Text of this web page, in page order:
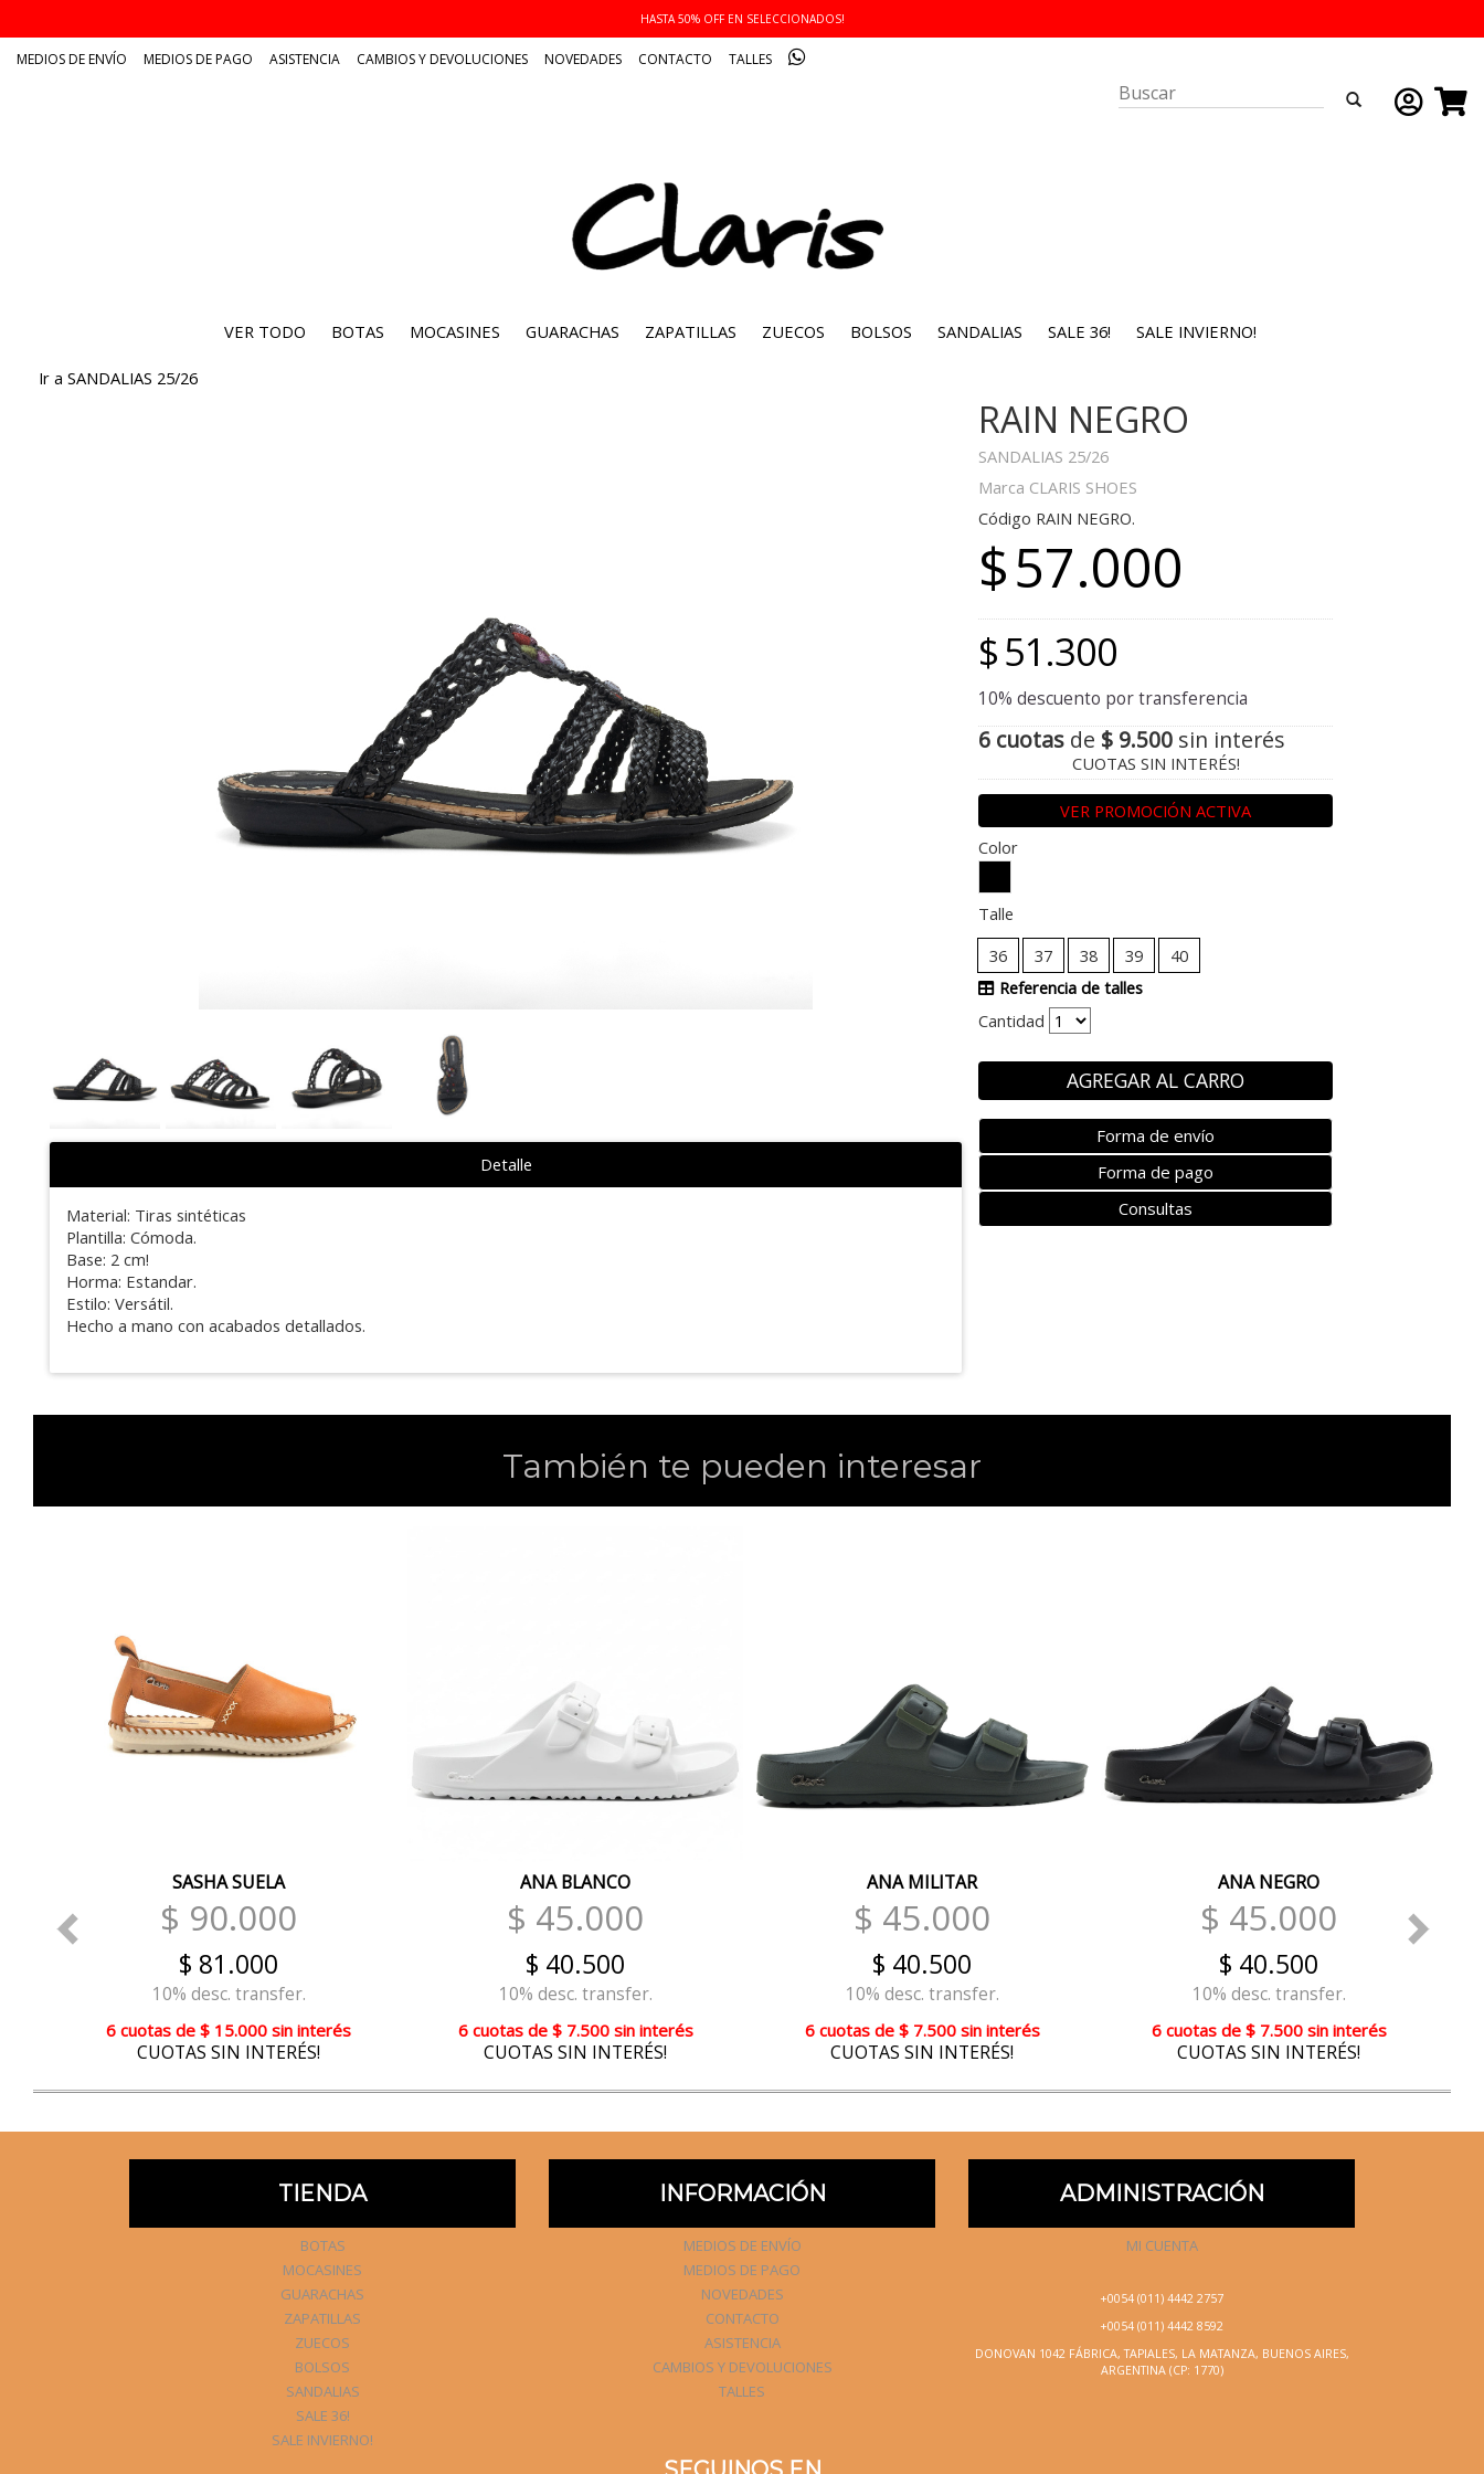
HASTA 50% OFF EN SELECCIONADOS!
MEDIOS DE ENVÍO MEDIOS DE PAGO ASISTENCIA CAMBIOS Y DEVOLUCIONES NOVEDADES CONTACTO TALLES
VER TODO BOTAS MOCASINES GUARACHAS ZAPATILLAS ZUECOS BOLSOS SANDALIAS SALE 36! SALE INVIERNO!
Ir a SANDALIAS 25/26
Detalle
Material: Tiras sintéticas
Plantilla: Cómoda.
Base: 2 cm!
Horma: Estandar.
Estilo: Versátil.
Hecho a mano con acabados detallados.
RAIN NEGRO
SANDALIAS 25/26
Marca CLARIS SHOES
Código RAIN NEGRO.
$57.000
$51.300
10% descuento por transferencia
6 cuotas de $ 9.500 sin interés
CUOTAS SIN INTERÉS!
VER PROMOCIÓN ACTIVA
Color
Talle
36
37 38 39
40
Referencia de talles
Cantidad
AGREGAR AL CARRO
Forma de envío
Forma de pago
Consultas
También te pueden interesar
SASHA SUELA
$ 90.000
$ 81.000
10% desc. transfer.
6 cuotas de $ 15.000 sin interés
CUOTAS SIN INTERÉS!
ANA BLANCO
$ 45.000
$ 40.500
10% desc. transfer.
6 cuotasde $ 7.500sin interés
CUOTAS SIN INTERÉS!
ANA MILITAR
$ 45.000
$ 40.500
10% desc. transfer.
6 cuotasde $ 7.500sin interés
CUOTAS SIN INTERÉS!
ANA NEGRO
$ 45.000
$ 40.500
10% desc. transfer.
6 cuotasde $ 7.500sin interés
CUOTAS SIN INTERÉS!
TIENDA
BOTAS
MOCASINES
GUARACHAS
ZAPATILLAS
ZUECOS
BOLSOS
SANDALIAS
SALE 36!
SALE INVIERNO!
INFORMACIÓN
MEDIOS DE ENVÍO
MEDIOS DE PAGO
NOVEDADES
CONTACTO
ASISTENCIA
CAMBIOS Y DEVOLUCIONES
TALLES
ADMINISTRACIÓN
MI CUENTA
+0054 (011) 4442 2757
+0054 (011) 4442 8592
DONOVAN 1042 FÁBRICA, TAPIALES, LA MATANZA, BUENOS AIRES,
ARGENTINA (CP: 1770)